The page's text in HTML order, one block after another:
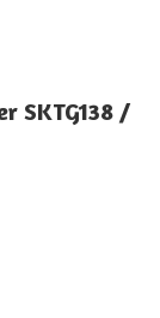
SKTG138 /